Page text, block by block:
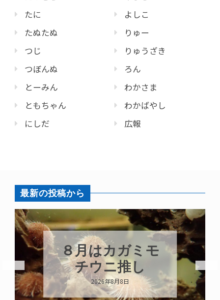
たに
たぬたぬ
つじ
つぼんぬ
とーみん
ともちゃん
にしだ
よしこ
りゅー
りゅうざき
ろん
わかさま
わかばやし
広報
最新の投稿から
新発売！いちこ
キーホルダー
2026年8月8日